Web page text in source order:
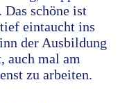
Das schöne ist
eintaucht ins
der Ausbildung
auch mal am
zu arbeiten.